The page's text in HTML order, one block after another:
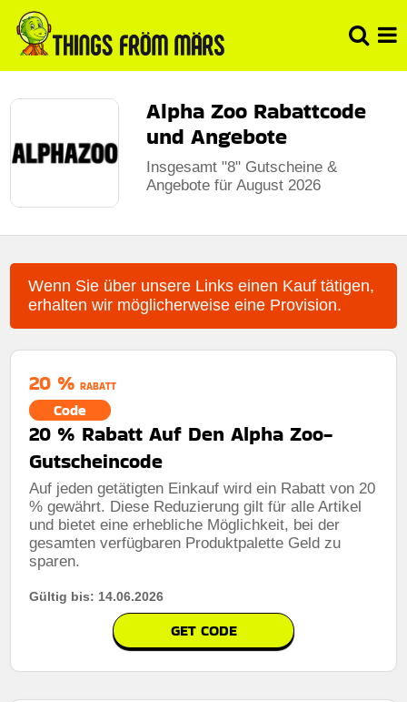
Alpha Zoo Rabattcode
und Angebote
Insgesamt "8" Gutscheine &
Angebote für August 2026
Wenn Sie über unsere Links einen Kauf tätigen,
erhalten wir möglicherweise eine Provision.
20 % RABATT
Code
20 % Rabatt Auf Den Alpha Zoo-
Gutscheincode
Auf jeden getätigten Einkauf wird ein Rabatt von 20
% gewährt. Diese Reduzierung gilt für alle Artikel
und bietet eine erhebliche Möglichkeit, bei der
gesamten verfügbaren Produktpalette Geld zu
sparen.
Gültig bis: 14.06.2026
GET CODE